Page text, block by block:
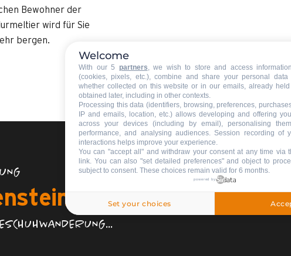
Bewohner der
wird für Sie
bergen.
Welcome
With our 5 partners , we wish to store and access
(cookies, pixels, etc.), combine and share your personal data
whether collected on this website or in our emails, already
obtained later, including in other contexts.
Processing this data (identifiers, browsing, preferences,
IP and emails, location, etc.) allows developing and offering
across your devices (including by email), personalising
performance, and analysing audiences. Session recording of
interactions helps improve your experience.
You can "accept all" and withdraw your consent at any time via
link . You can also "set detailed preferences" and object to
subject to consent. These choices remain valid for 6 months.
powered by
Set your choices